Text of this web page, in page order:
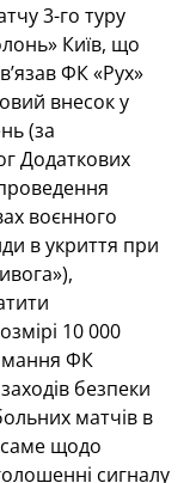
3-го туру
Київ, що
ФК «Рух»
внесок у
(за
Додаткових
воєнного
в укриття при
10 000
ФК
безпеки
матчів в
саме щодо
сигналу